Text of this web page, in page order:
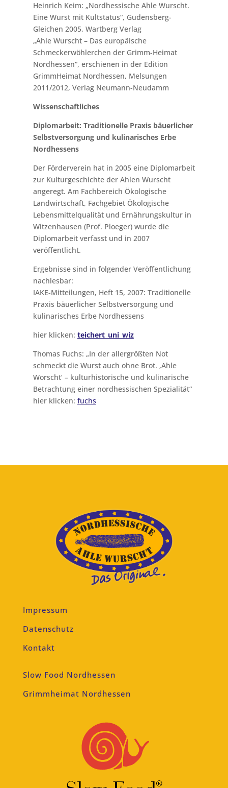
Heinrich Keim: „Nordhessische Ahle Wurscht.
Eine Wurst mit Kultstatus“, Gudensberg-
Gleichen 2005, Wartberg Verlag
„Ahle Wurscht – Das europäische
Schmeckerwöhlerchen der Grimm-Heimat
Nordhessen“, erschienen in der Edition
GrimmHeimat Nordhessen, Melsungen
2011/2012, Verlag Neumann-Neudamm
Wissenschaftliches
Diplomarbeit: Traditionelle Praxis bäuerlicher
Selbstversorgung und kulinarisches Erbe
Nordhessens
Der Förderverein hat in 2005 eine Diplomarbeit
zur Kulturgeschichte der Ahlen Wurscht
angeregt. Am Fachbereich Ökologische
Landwirtschaft, Fachgebiet Ökologische
Lebensmittelqualität und Ernährungskultur in
Witzenhausen (Prof. Ploeger) wurde die
Diplomarbeit verfasst und in 2007
veröffentlicht.
Ergebnisse sind in folgender Veröffentlichung
nachlesbar:
IAKE-Mitteilungen, Heft 15, 2007: Traditionelle
Praxis bäuerlicher Selbstversorgung und
kulinarisches Erbe Nordhessens
hier klicken: teichert_uni_wiz
Thomas Fuchs: „In der allergrößten Not
schmeckt die Wurst auch ohne Brot. ‚Ahle
Worscht‘ – kulturhistorische und kulinarische
Betrachtung einer nordhessischen Spezialität“
hier klicken: fuchs
Impressum
Datenschutz
Kontakt
Slow Food Nordhessen
Grimmheimat Nordhessen